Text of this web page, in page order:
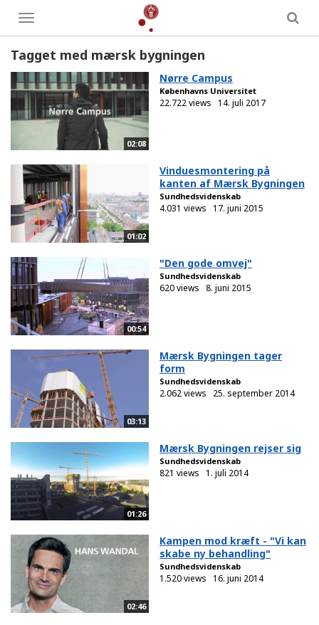
Toggle
menu
Tagget med mærsk bygningen
02:08
Nørre Campus
Københavns Universitet
22.722 views 14. juli 2017
01:02
Vinduesmontering på
kanten af Mærsk Bygningen
Sundhedsvidenskab
4.031 views 17. juni 2015
00:54
"Den gode omvej"
Sundhedsvidenskab
620 views 8. juni 2015
03:13
Mærsk Bygningen tager
form
Sundhedsvidenskab
2.062 views 25. september 2014
01:26
Mærsk Bygningen rejser sig
Sundhedsvidenskab
821 views 1. juli 2014
02:46
Kampen mod kræft - "Vi kan
skabe ny behandling"
Sundhedsvidenskab
1.520 views 16. juni 2014